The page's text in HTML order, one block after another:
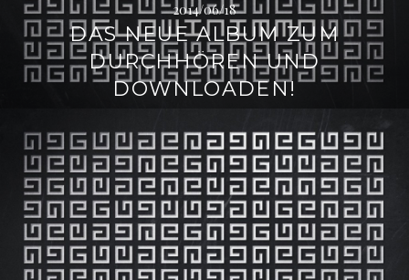
2014/06/18
DAS NEUE ALBUM ZUM
DURCHHÖREN UND
DOWNLOADEN!